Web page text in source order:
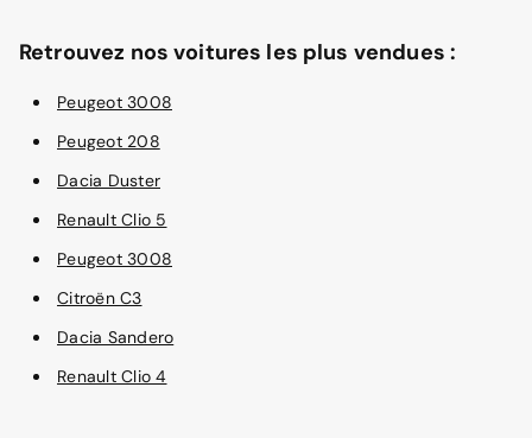
Retrouvez nos voitures les plus vendues :
Peugeot 3008
Peugeot 208
Dacia Duster
Renault Clio 5
Peugeot 3008
Citroën C3
Dacia Sandero
Renault Clio 4